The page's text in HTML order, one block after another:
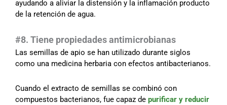
ayudando a aliviar la distensión y la inflamación producto
de la retención de agua.
#8. Tiene propiedades antimicrobianas
Las semillas de apio se han utilizado durante siglos
como una medicina herbaria con efectos antibacterianos.
Cuando el extracto de semillas se combinó con
compuestos bacterianos, fue capaz de purificar y reducir